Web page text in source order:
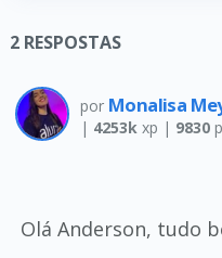
2 RESPOSTAS
por Monalisa
| 4253k xp | 9830
Olá Anderson, tudo